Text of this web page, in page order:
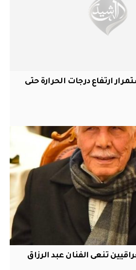
ارتفاع درجات الحرارة حتى
تنعى الفنان عبد الرزاق